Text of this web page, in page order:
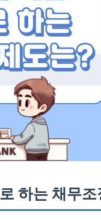
하는 채무조